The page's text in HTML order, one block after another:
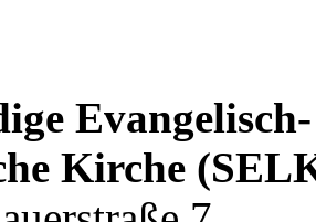
Evangelisch-
Kirche